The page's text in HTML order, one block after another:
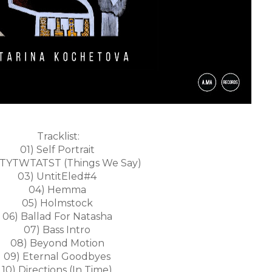
Tracklist:
01) Self Portrait
(Things We Say)
03) UntitEled#4
04) Hemma
05) Holmstock
06) Ballad For Natasha
07) Bass Intro
08) Beyond Motion
09) Eternal Goodbyes